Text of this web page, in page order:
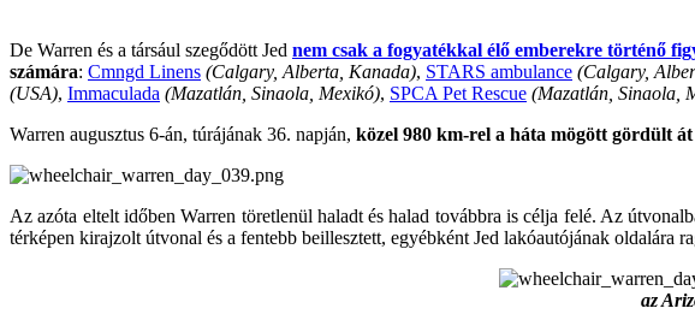
De Warren és a társául szegődött Jed nem csak a fogyatékkal élő emberekre történő
számára: Cmngd Linens (Calgary, Alberta, Kanada), STARS ambulance (Calgary,
(USA), Immaculada (Mazatlán, Sinaola, Mexikó), SPCA Pet Rescue (Mazatlán, Sinaola,
Warren augusztus 6-án, túrájának 36. napján, közel 980 km-rel a háta mögött gördült
Az azóta eltelt időben Warren töretlenül haladt és halad továbbra is célja felé. Az
térképen kirajzolt útvonal és a fentebb beillesztett, egyébként Jed lakóautójának oldalára
az